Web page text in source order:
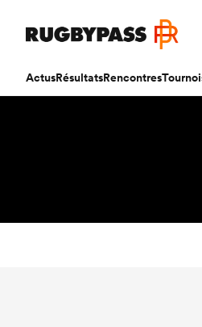
ActusRésultatsRencontres